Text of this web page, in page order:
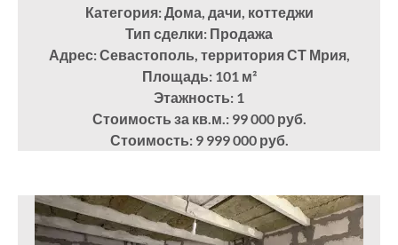
Категория: Дома, дачи, коттеджи
Тип сделки: Продажа
Адрес: Севастополь, территория СТ Мрия,
Площадь: 101м²
Этажность: 1
Стоимость за кв.м.: 99 000 руб.
Стоимость: 9 999 000 руб.